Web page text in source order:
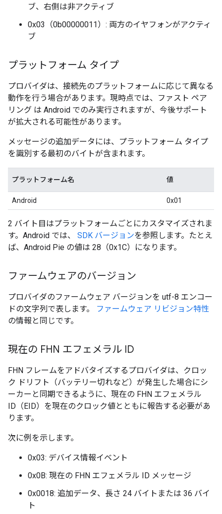
ブ、右側は非アクティブ
0x03（0b00000011）: 両方のイヤフォンがアクティ
ブ
プラットフォーム タイプ
プロバイダは、接続先のプラットフォームに応じて異なる
動作を行う場合があります。現時点では、ファスト ペア
リング は Android でのみ実行されますが、今後サポート
が拡大される可能性があります。
メッセージの追加データには、プラットフォーム タイプ
を識別する最初のバイトが含まれます。
プラットフォーム名 値
Android 0x01
2 バイト目はプラットフォームごとにカスタマイズされま
す。Android では、 SDK バージョンを参照します。たとえ
ば、Android Pie の値は 28（0x1C）になります。
ファームウェアのバージョン
プロバイダのファームウェア バージョンを utf-8 エンコー
ドの文字列で表します。
ファームウェア リビジョン特性
の情報と同じです。
現在の FHN エフェメラル ID
FHN フレームをアドバタイズするプロバイダは、クロッ
ク ドリフト（バッテリー切れなど）が発生した場合にシ
ーカーと同期できるように、現在の FHN エフェメラル
ID（EID）を現在のクロック値とともに報告する必要があ
ります。
次に例を示します。
0x03: デバイス情報イベント
0x0B: 現在の FHN エフェメラル ID メッセージ
0x0018: 追加データ、長さ 24 バイトまたは 36 バイ
ト